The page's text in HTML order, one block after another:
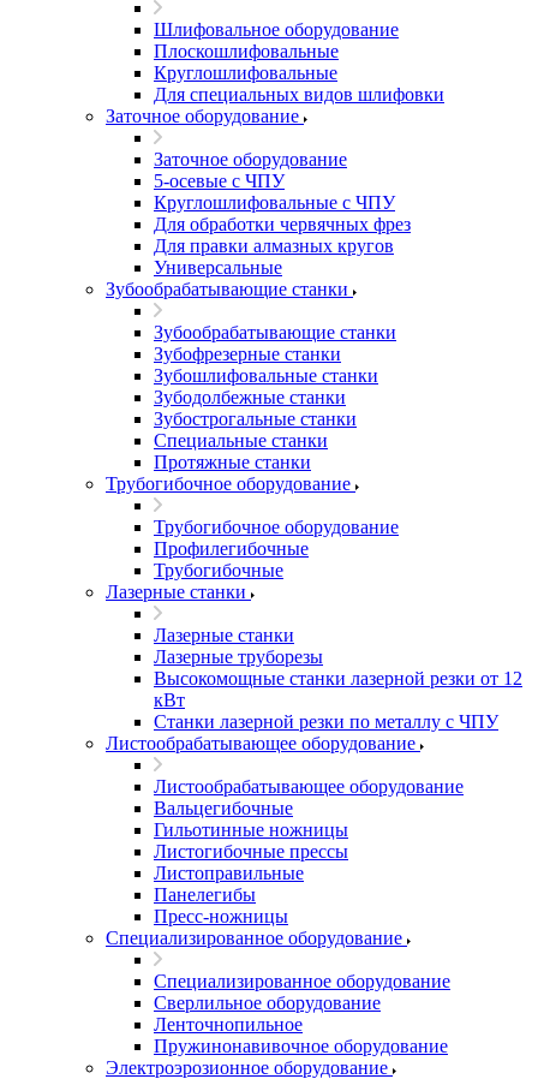
Шлифовальное оборудование
Плоскошлифовальные
Круглошлифовальные
Для специальных видов шлифовки
Заточное оборудование
Заточное оборудование
5-осевые с ЧПУ
Круглошлифовальные с ЧПУ
Для обработки червячных фрез
Для правки алмазных кругов
Универсальные
Зубообрабатывающие станки
Зубообрабатывающие станки
Зубофрезерные станки
Зубошлифовальные станки
Зубодолбежные станки
Зубострогальные станки
Специальные станки
Протяжные станки
Трубогибочное оборудование
Трубогибочное оборудование
Профилегибочные
Трубогибочные
Лазерные станки
Лазерные станки
Лазерные труборезы
Высокомощные станки лазерной резки от 12
кВт
Станки лазерной резки по металлу с ЧПУ
Листообрабатывающее оборудование
Листообрабатывающее оборудование
Вальцегибочные
Гильотинные ножницы
Листогибочные прессы
Листоправильные
Панелегибы
Пресс-ножницы
Специализированное оборудование
Специализированное оборудование
Сверлильное оборудование
Ленточнопильное
Пружинонавивочное оборудование
Электроэрозионное оборудование